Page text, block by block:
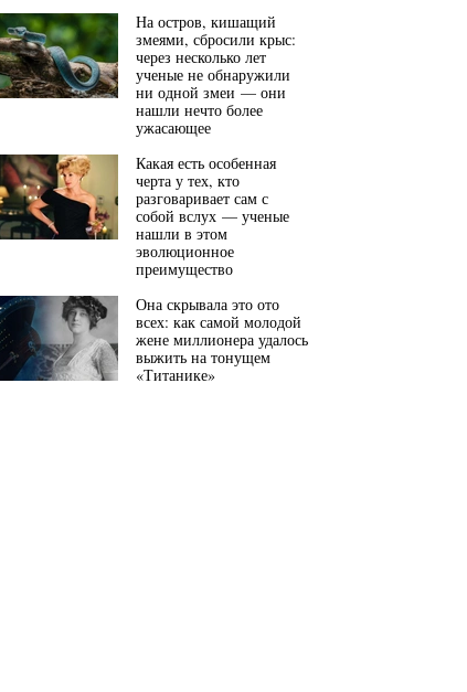
На остров, кишащий
змеями, сбросили крыс:
через несколько лет
ученые не обнаружили
ни одной змеи — они
нашли нечто более
ужасающее
Какая есть особенная
черта у тех, кто
разговаривает сам с
собой вслух — ученые
нашли в этом
эволюционное
преимущество
Она скрывала это ото
всех: как самой молодой
жене миллионера удалось
выжить на тонущем
«Титанике»